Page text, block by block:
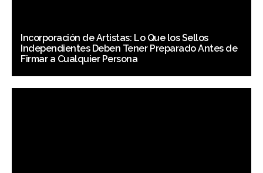
Incorporación de Artistas: Lo Que los Sellos
Independientes Deben Tener Preparado Antes de
Firmar a Cualquier Persona